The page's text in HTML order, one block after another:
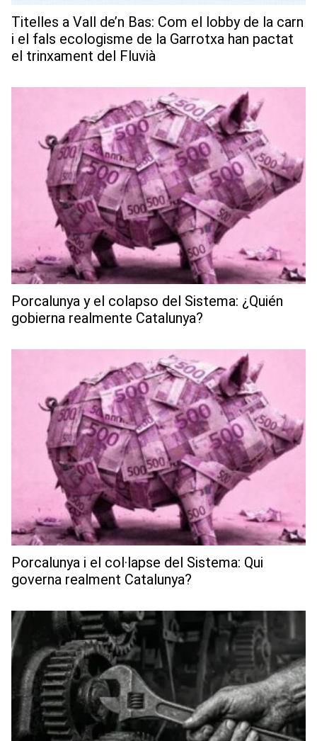
Titelles a Vall de’n Bas: Com el lobby de la carn
i el fals ecologisme de la Garrotxa han pactat
el trinxament del Fluvià
Porcalunya y el colapso del Sistema: ¿Quién
gobierna realmente Catalunya?
Porcalunya i el col·lapse del Sistema: Qui
governa realment Catalunya?